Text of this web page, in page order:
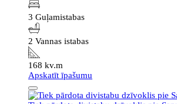
3 Guļamistabas
2 Vannas istabas
168 kv.m
Apskatīt īpašumu